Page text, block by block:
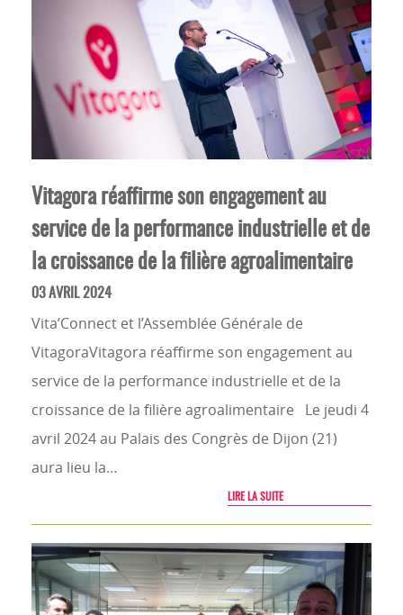
Vitagora réaffirme son engagement au
service de la performance industrielle et de
la croissance de la filière agroalimentaire
03 AVRIL 2024
Vita’Connect et l’Assemblée Générale de
VitagoraVitagora réaffirme son engagement au
service de la performance industrielle et de la
croissance de la filière agroalimentaire Le jeudi 4
avril 2024 au Palais des Congrès de Dijon (21)
aura lieu la…
LIRE LA SUITE